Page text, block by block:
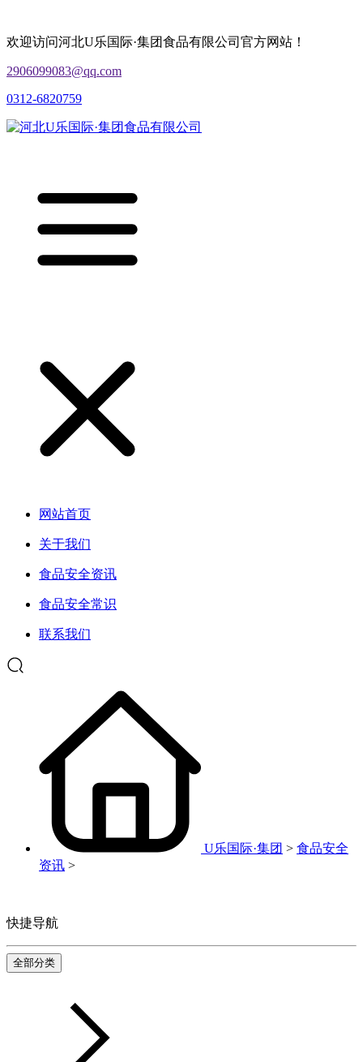
欢迎访问河北U乐国际·集团食品有限公司官方网站！
2906099083@qq.com
0312-6820759
网站首页
关于我们
食品安全资讯
食品安全常识
联系我们
U乐国际·集团 > 食品安全
资讯 >
快捷导航
全部分类